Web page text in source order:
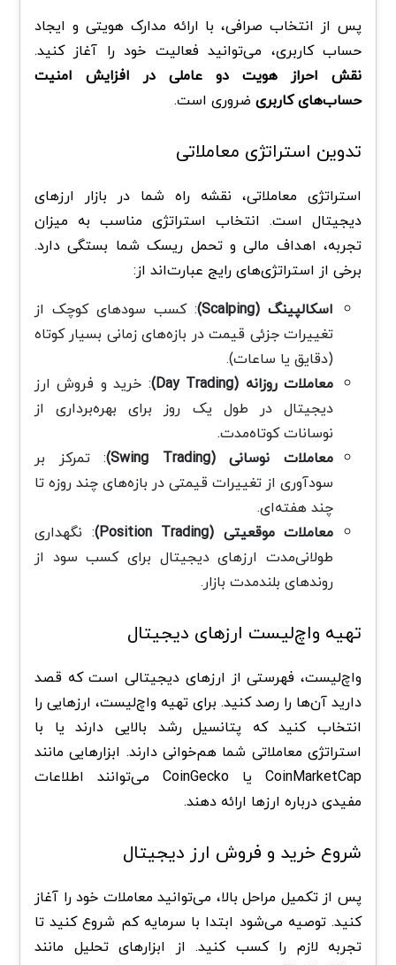
پس از انتخاب صرافی، با ارائه مدارک هویتی و ایجاد
حساب کاربری، می‌توانید فعالیت خود را آغاز کنید.
نقش احراز هویت دو عاملی در افزایش امنیت
حساب‌های کاربری ضروری است.
تدوین استراتژی معاملاتی
استراتژی معاملاتی، نقشه راه شما در بازار ارزهای
دیجیتال است. انتخاب استراتژی مناسب به میزان
تجربه، اهداف مالی و تحمل ریسک شما بستگی دارد.
برخی از استراتژی‌های رایج عبارت‌اند از:
اسکالپینگ (Scalping)
: کسب سودهای کوچک از
تغییرات جزئی قیمت در بازه‌های زمانی بسیار کوتاه
(دقایق یا ساعات).
معاملات روزانه (Day Trading)
: خرید و فروش ارز
دیجیتال در طول یک روز برای بهره‌برداری از
نوسانات کوتاه‌مدت.
معاملات نوسانی (Swing Trading)
: تمرکز بر
سودآوری از تغییرات قیمتی در بازه‌های چند روزه تا
چند هفته‌ای.
معاملات موقعیتی (Position Trading)
: نگهداری
طولانی‌مدت ارزهای دیجیتال برای کسب سود از
روندهای بلندمدت بازار.
تهیه واچ‌لیست ارزهای دیجیتال
واچ‌لیست، فهرستی از ارزهای دیجیتالی است که قصد
دارید آن‌ها را رصد کنید. برای تهیه واچ‌لیست، ارزهایی را
انتخاب کنید که پتانسیل رشد بالایی دارند یا با
استراتژی معاملاتی شما هم‌خوانی دارند. ابزارهایی مانند
CoinMarketCap یا CoinGecko می‌توانند اطلاعات
مفیدی درباره ارزها ارائه دهند.
شروع خرید و فروش ارز دیجیتال
پس از تکمیل مراحل بالا، می‌توانید معاملات خود را آغاز
کنید. توصیه می‌شود ابتدا با سرمایه کم شروع کنید تا
تجربه لازم را کسب کنید. از ابزارهای تحلیل مانند